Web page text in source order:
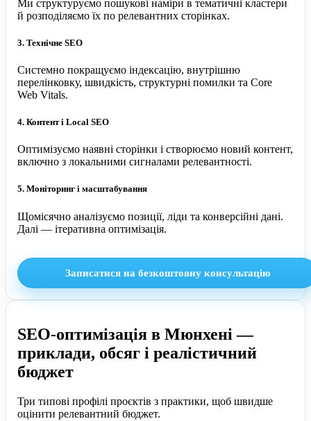
Ми структуруємо пошукові наміри в тематичні кластери
й розподіляємо їх по релевантних сторінках.
3. Технічне SEO
Системно покращуємо індексацію, внутрішню
перелінковку, швидкість, структурні помилки та Core
Web Vitals.
4. Контент і Local SEO
Оптимізуємо наявні сторінки і створюємо новий контент,
включно з локальними сигналами релевантності.
5. Моніторинг і масштабування
Щомісячно аналізуємо позиції, ліди та конверсійні дані.
Далі — ітеративна оптимізація.
Записатися на безкоштовну консультацію
SEO-оптимізація в Мюнхені —
приклади, обсяг і реалістичний
бюджет
Три типові профілі проєктів з практики, щоб швидше
оцінити релевантний бюджет.